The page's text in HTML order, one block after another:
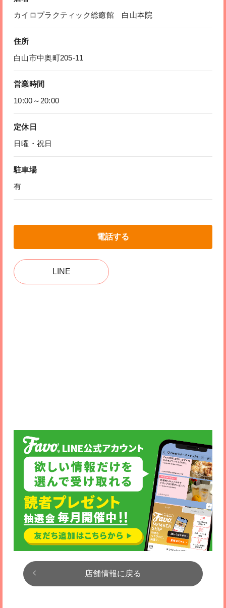
カイロプラクティック総癒館 白山本院
住所
白山市中奥町205-11
営業時間
10:00～20:00
定休日
日曜・祝日
駐車場
有
電話する
LINE
店舗情報に戻る